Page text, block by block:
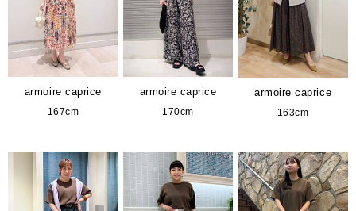
armoire caprice
167cm
armoire caprice
170cm
armoire caprice
163cm